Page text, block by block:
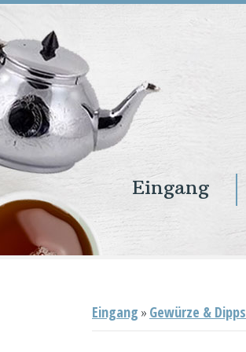
Eingang
Eingang » Gewürze & Dipps
Eingang
Geschäft
Onlineshop
Warenkorb
Kontakt